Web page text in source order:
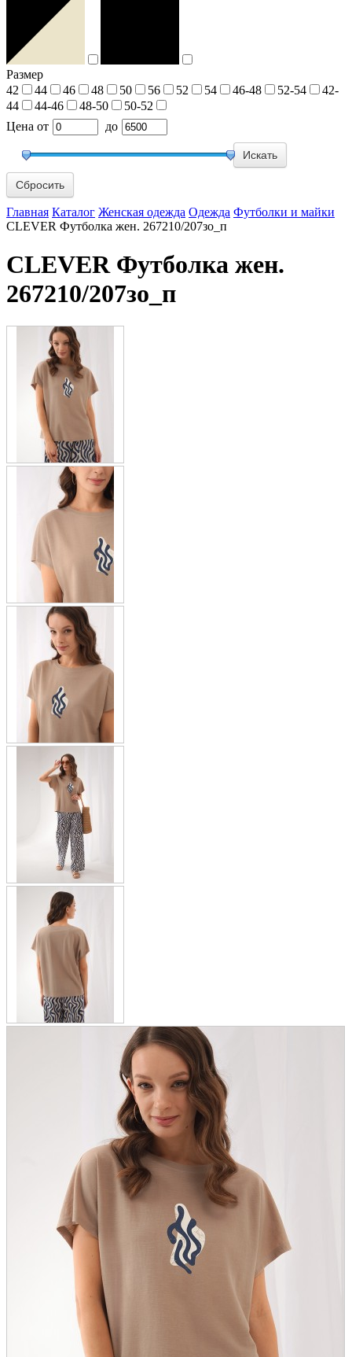
Размер
42
44 46 48 50 56 52 54 46-48 52-54
42-
44
44-46 48-50
50-52
Цена от до
Сбросить
Главная Каталог Женская одежда Одежда Футболки и майки
CLEVER Футболка жен. 267210/207зо_п
CLEVER Футболка жен.
267210/207зо_п